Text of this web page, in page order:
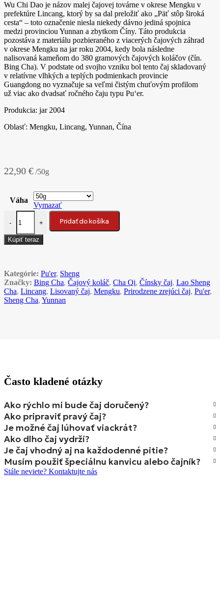
Wu Chi Dao je názov malej čajovej továrne v okrese Mengku v
prefektúre Lincang, ktorý by sa dal preložiť ako „Päť stôp široká
cesta“ – toto označenie niesla niekedy dávno jediná spojnica
medzi provinciou Yunnan a zbytkom Číny. Táto produkcia
pozostáva z materiálu pozbieraného z viacerých čajových záhrad
v okrese Mengku na jar roku 2004, kedy bola následne
nalisovaná kameňom do 380 gramových čajových koláčov (čín.
Bing Cha). V podstate od svojho vzniku bol tento čaj skladovaný
v relatívne vlhkých a teplých podmienkach provincie
Guangdong no vyznačuje sa veľmi čistým chuťovým profilom
už viac ako dvadsať ročného čaju typu Pu‘er.
Produkcia: jar 2004
Oblasť: Mengku, Lincang, Yunnan, Čína
22,90 € /50g
Váha
Vymazať
-
množstvo 2004 Wu Chi Dao Mengku Da Ye Qing Pu’er Bing Cha
+ Pridať do košíka
Kúpiť teraz
Kategórie: Pu'er, Sheng
Značky: Bing Cha, Čajový koláč, Cha Qi, Čínsky čaj, Lao Sheng
Cha, Lincang, Lisovaný čaj, Mengku, Prirodzene zrejúci čaj, Pu'er,
Sheng Cha, Yunnan
Často kladené otázky
Ako rýchlo mi bude čaj doručený?
Ako pripraviť pravý čaj?
Je možné čaj lúhovať viackrát?
Ako dlho čaj vydrží?
Je čaj vhodný aj na každodenné pitie?
Musím použiť špeciálnu kanvicu alebo čajník?
Stále neviete? Kontaktujte nás